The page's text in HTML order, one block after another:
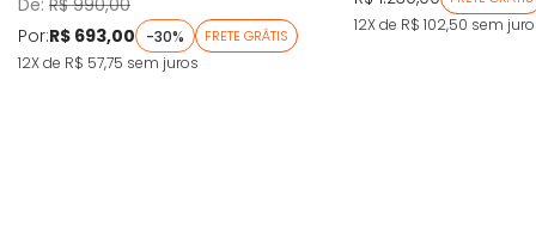
De: R$ 990,00
Por:R$ 693,00 -30% FRETE GRÁTIS
12X de R$ 57,75 sem juros
12X de R$ 102,50 sem